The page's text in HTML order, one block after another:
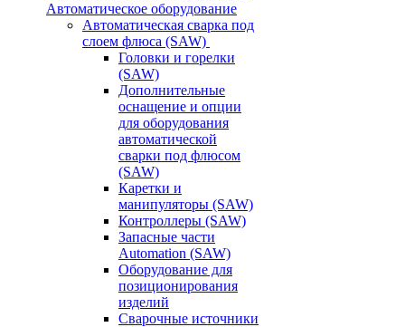
Автоматическое оборудование
Автоматическая сварка под
слоем флюса (SAW)
Головки и горелки
(SAW)
Дополнительные
оснащение и опции
для оборудования
автоматической
сварки под флюсом
(SAW)
Каретки и
манипуляторы (SAW)
Контроллеры (SAW)
Запасные части
Automation (SAW)
Оборудование для
позиционирования
изделий
Сварочные источники